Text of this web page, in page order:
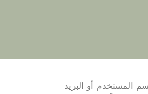
المستخدم أو البريد